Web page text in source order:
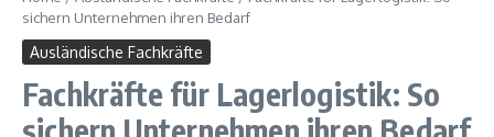
sichern Unternehmen ihren Bedarf
Ausländische Fachkräfte
Fachkräfte für Lagerlogistik: So